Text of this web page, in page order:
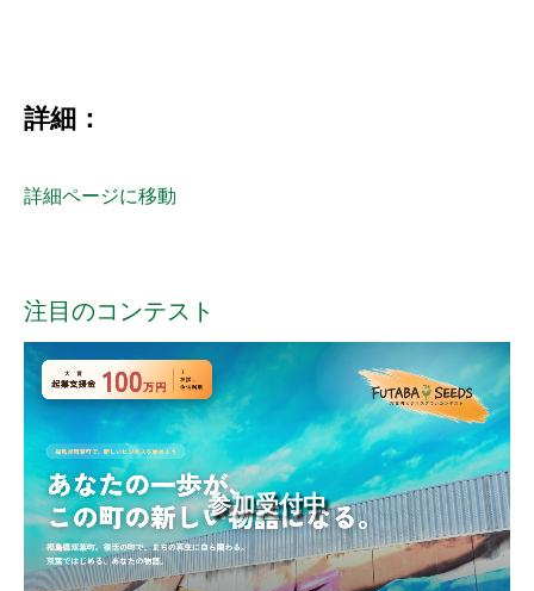
詳細：
詳細ページに移動
注目のコンテスト
参加受付中